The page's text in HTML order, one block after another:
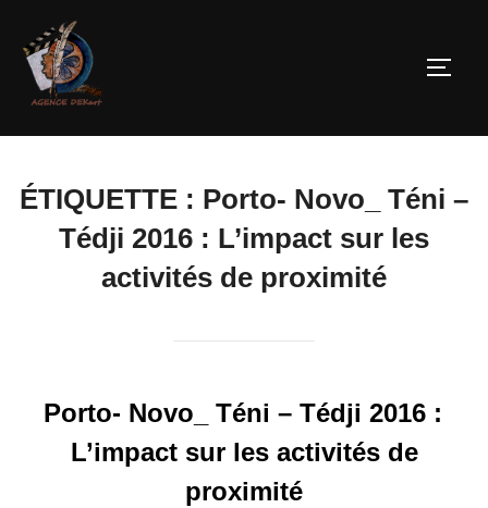
ÉTIQUETTE : Porto- Novo_ Téni –
Tédji 2016 : L’impact sur les
activités de proximité
Porto- Novo_ Téni – Tédji 2016 :
L’impact sur les activités de
proximité